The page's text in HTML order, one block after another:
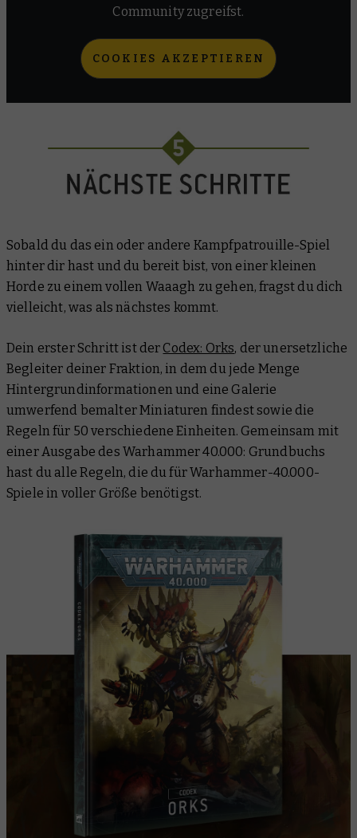
Community zugreifst.
COOKIES AKZEPTIEREN
Sobald du das ein oder andere Kampfpatrouille-Spiel
hinter dir hast und du bereit bist, von einer kleinen
Horde zu einem vollen Waaagh zu gehen, fragst du dich
vielleicht, was als nächstes kommt.
Dein erster Schritt ist der Codex: Orks, der unersetzliche
Begleiter deiner Fraktion, in dem du jede Menge
Hintergrundinformationen und eine Galerie
umwerfend bemalter Miniaturen findest sowie die
Regeln für 50 verschiedene Einheiten. Gemeinsam mit
einer Ausgabe des Warhammer 40.000: Grundbuchs
hast du alle Regeln, die du für Warhammer-40.000-
Spiele in voller Größe benötigst.